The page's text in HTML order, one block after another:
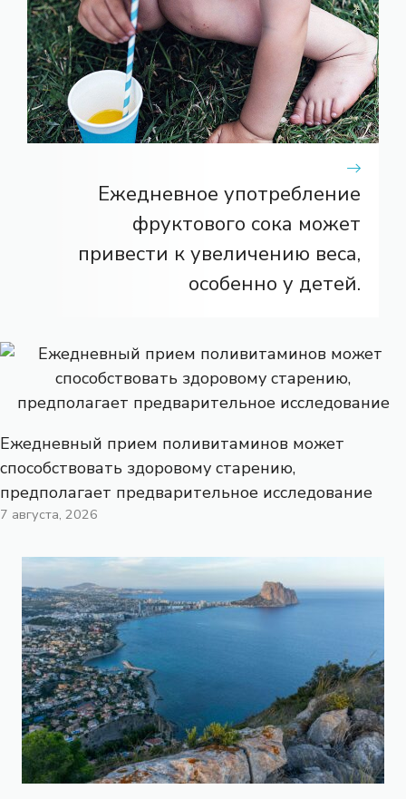
Ежедневное употребление
фруктового сока может
привести к увеличению веса,
особенно у детей.
Ежедневный прием поливитаминов может
способствовать здоровому старению,
предполагает предварительное исследование
7 августа, 2026